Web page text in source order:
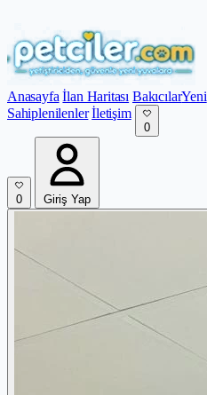
Anasayfa İlan Haritası BakıcılarYeni
Sahiplenilenler İletişim
0
0 Giriş Yap